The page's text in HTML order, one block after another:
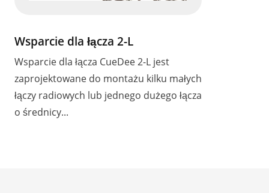
Wsparcie dla łącza 2-L
Wsparcie dla łącza CueDee 2-L jest
zaprojektowane do montażu kilku małych
łączy radiowych lub jednego dużego łącza
o średnicy...